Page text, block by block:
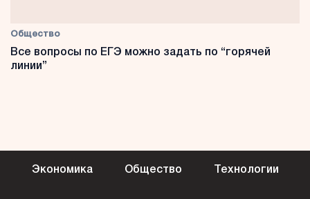
Общество
Все вопросы по ЕГЭ можно задать по “горячей
линии”
Экономика Общество Технологии